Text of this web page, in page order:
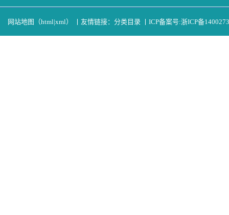
网站地图（html|xml） 友情链接： 分类目录 ICP备案号:浙ICP备